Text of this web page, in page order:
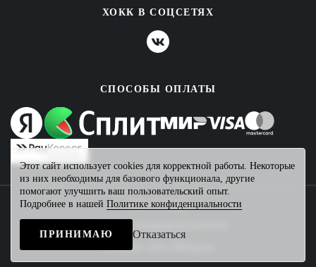
ХОКК В СОЦСЕТЯХ
СПОСОБЫ ОПЛАТЫ
2026 © ХОКК
Создание сайта
Этот сайт использует cookies для корректной работы. Некоторые
из них необходимы для базового функционала, другие
помогают улучшить ваш пользовательский опыт.
Подробнее в нашей Политике конфиденциальности
ПРИНИМАЮ Отказаться